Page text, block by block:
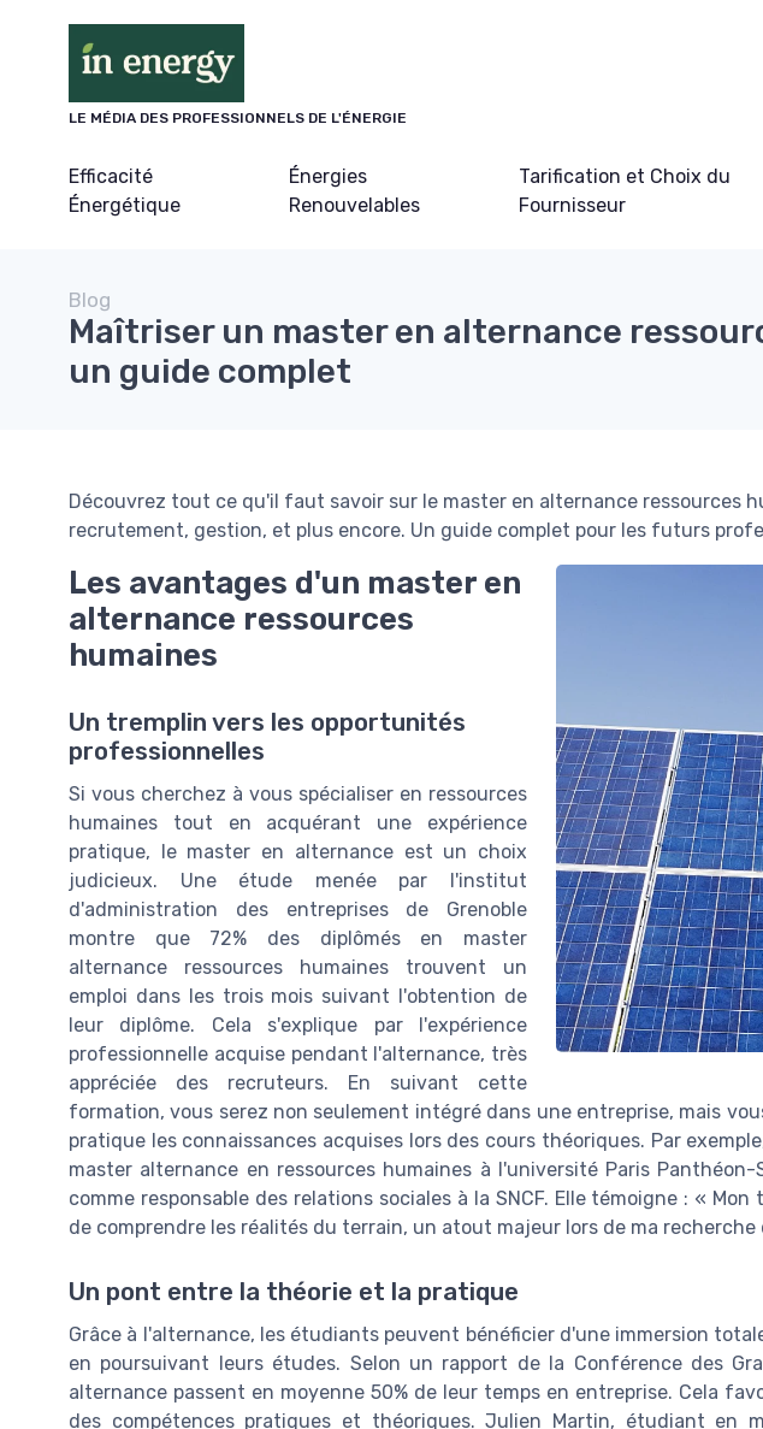
LE MÉDIA DES PROFESSIONNELS DE L'ÉNERGIE
Efficacité
Énergétique
Énergies
Renouvelables
Tarification et Choix du
Fournisseur
Blog
Maîtriser un master en alternance
un guide complet
Découvrez tout ce qu'il faut savoir sur le master en alternance ressources
recrutement, gestion, et plus encore. Un guide complet pour les futurs
Les avantages d'un master en
alternance ressources
humaines
Un tremplin vers les opportunités
professionnelles
Si vous cherchez à vous spécialiser en ressources
humaines tout en acquérant une expérience
pratique, le master en alternance est un choix
judicieux. Une étude menée par l'institut
d'administration des entreprises de Grenoble
montre que 72% des diplômés en master
alternance ressources humaines trouvent un
emploi dans les trois mois suivant l'obtention de
leur diplôme. Cela s'explique par l'expérience
professionnelle acquise pendant l'alternance, très
appréciée des recruteurs. En suivant cette
formation, vous serez non seulement intégré dans une entreprise, mais
pratique les connaissances acquises lors des cours théoriques. Par
master alternance en ressources humaines à l'université Paris
comme responsable des relations sociales à la SNCF. Elle témoigne : «
de comprendre les réalités du terrain, un atout majeur lors de ma recherche
Un pont entre la théorie et la pratique
Grâce à l'alternance, les étudiants peuvent bénéficier d'une immersion
en poursuivant leurs études. Selon un rapport de la Conférence des
alternance passent en moyenne 50% de leur temps en entreprise. Cela
des compétences pratiques et théoriques. Julien Martin, étudiant en